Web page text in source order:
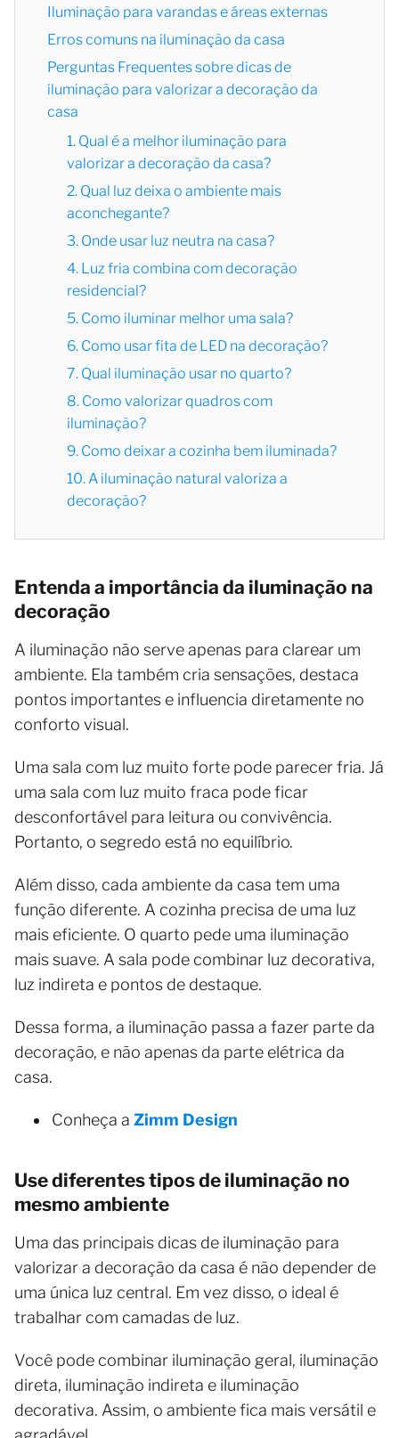
Iluminação para varandas e áreas externas
Erros comuns na iluminação da casa
Perguntas Frequentes sobre dicas de
iluminação para valorizar a decoração da
casa
1. Qual é a melhor iluminação para
valorizar a decoração da casa?
2. Qual luz deixa o ambiente mais
aconchegante?
3. Onde usar luz neutra na casa?
4. Luz fria combina com decoração
residencial?
5. Como iluminar melhor uma sala?
6. Como usar fita de LED na decoração?
7. Qual iluminação usar no quarto?
8. Como valorizar quadros com
iluminação?
9. Como deixar a cozinha bem iluminada?
10. A iluminação natural valoriza a
decoração?
Entenda a importância da iluminação na
decoração
A iluminação não serve apenas para clarear um
ambiente. Ela também cria sensações, destaca
pontos importantes e influencia diretamente no
conforto visual.
Uma sala com luz muito forte pode parecer fria. Já
uma sala com luz muito fraca pode ficar
desconfortável para leitura ou convivência.
Portanto, o segredo está no equilíbrio.
Além disso, cada ambiente da casa tem uma
função diferente. A cozinha precisa de uma luz
mais eficiente. O quarto pede uma iluminação
mais suave. A sala pode combinar luz decorativa,
luz indireta e pontos de destaque.
Dessa forma, a iluminação passa a fazer parte da
decoração, e não apenas da parte elétrica da
casa.
Conheça a Zimm Design
Use diferentes tipos de iluminação no
mesmo ambiente
Uma das principais dicas de iluminação para
valorizar a decoração da casa é não depender de
uma única luz central. Em vez disso, o ideal é
trabalhar com camadas de luz.
Você pode combinar iluminação geral, iluminação
direta, iluminação indireta e iluminação
decorativa. Assim, o ambiente fica mais versátil e